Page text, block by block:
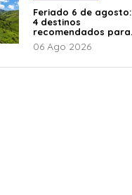
Feriado 6 de agosto:
4 destinos
recomendados para
disfrutar el descanso
06 Ago 2026